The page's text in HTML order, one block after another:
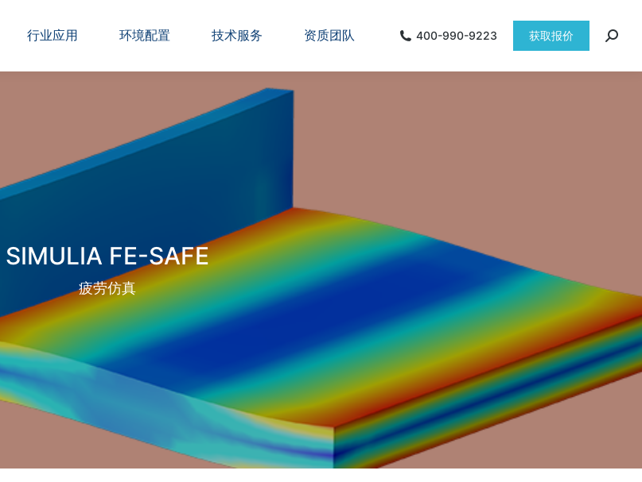
行业应用 环境配置 技术服务 资质团队 400-990-9223 获取报价
SIMULIA FE-SAFE
疲劳仿真